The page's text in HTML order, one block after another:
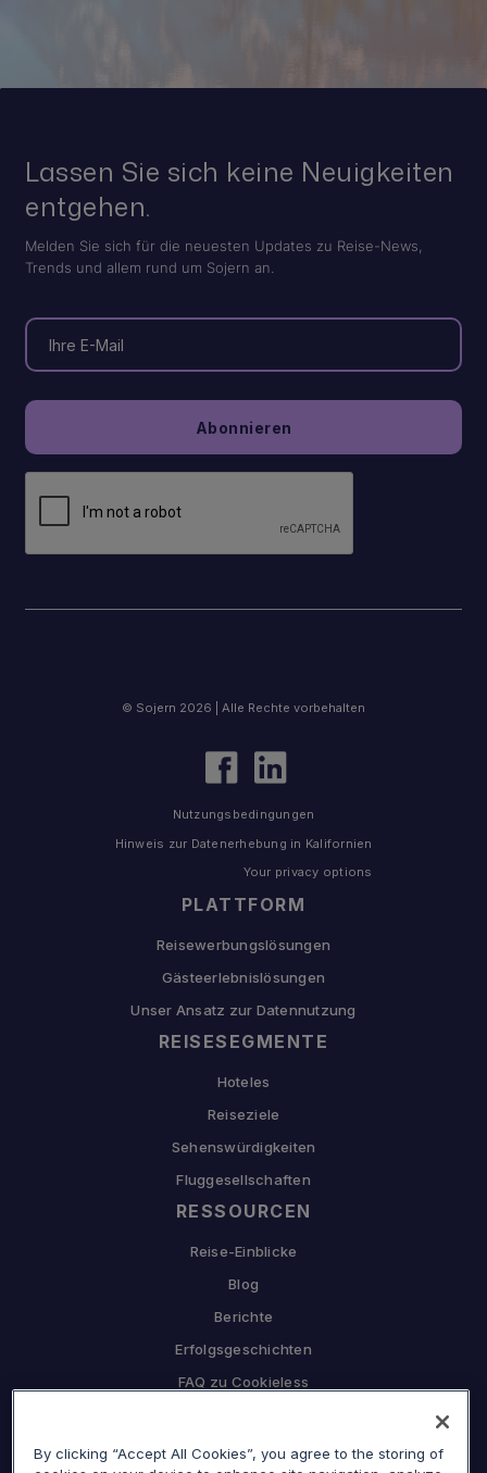
Lassen Sie sich keine Neuigkeiten
entgehen.
Melden Sie sich für die neuesten Updates zu Reise-News,
Trends und allem rund um Sojern an.
PLATTFORM
Reisewerbungslösungen
Gästeerlebnislösungen
Unser Ansatz zur Datennutzung
REISESEGMENTE
Hoteles
Reiseziele
Sehenswürdigkeiten
Fluggesellschaften
RESSOURCEN
Reise-Einblicke
Blog
Berichte
Erfolgsgeschichten
FAQ zu Cookieless
Warum Sojern
© Sojern 2026 | Alle Rechte vorbehalten
Nutzungsbedingungen
Hinweis zur Datenerhebung in Kalifornien
Your privacy options
By clicking “Accept All Cookies”, you agree to the storing of